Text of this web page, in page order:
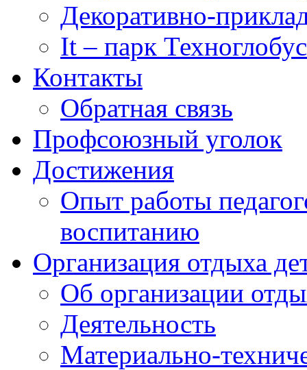
Декоративно-
It – парк Техноглобус
Контакты
Обратная связь
Профсоюзный уголок
Достижения
Опыт работы
воспитанию
Организация отдыха
Об организации
Деятельность
Материально-